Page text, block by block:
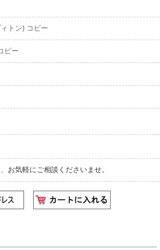
トン) コピー
ピー
お気軽にご相談くださいませ。